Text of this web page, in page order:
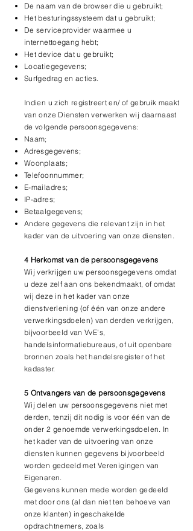
De naam van de browser die u gebruikt;
Het besturingssysteem dat u gebruikt;
De serviceprovider waarmee u
internettoegang hebt;
Het device dat u gebruikt;
Locatiegegevens;
Surfgedrag en acties.
Indien u zich registreert en/ of gebruik maakt
van onze Diensten verwerken wij daarnaast
de volgende persoonsgegevens:
Naam;
Adresgegevens;
Woonplaats;
Telefoonnummer;
E-mailadres;
IP-adres;
Betaalgegevens;
Andere gegevens die relevant zijn in het
kader van de uitvoering van onze diensten.
4 Herkomst van de persoonsgegevens
Wij verkrijgen uw persoonsgegevens omdat
u deze zelf aan ons bekendmaakt, of omdat
wij deze in het kader van onze
dienstverlening (of één van onze andere
verwerkingsdoelen) van derden verkrijgen,
bijvoorbeeld van VvE’s,
handelsinformatiebureaus, of uit openbare
bronnen zoals het handelsregister of het
kadaster.
5 Ontvangers van de persoonsgegevens
Wij delen uw persoonsgegevens niet met
derden, tenzij dit nodig is voor één van de
onder 2 genoemde verwerkingsdoelen. In
het kader van de uitvoering van onze
diensten kunnen gegevens bijvoorbeeld
worden gedeeld met Verenigingen van
Eigenaren.
Gegevens kunnen mede worden gedeeld
met door ons (al dan niet ten behoeve van
onze klanten) ingeschakelde
opdrachtnemers, zoals